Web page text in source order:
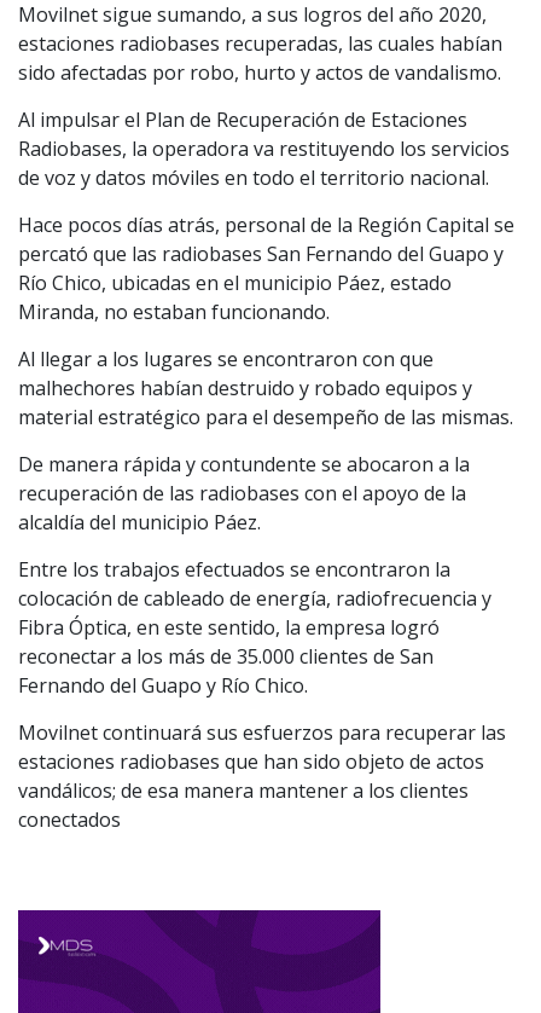
Movilnet sigue sumando, a sus logros del año 2020,
estaciones radiobases recuperadas, las cuales habían
sido afectadas por robo, hurto y actos de vandalismo.
Al impulsar el Plan de Recuperación de Estaciones
Radiobases, la operadora va restituyendo los servicios
de voz y datos móviles en todo el territorio nacional.
Hace pocos días atrás, personal de la Región Capital se
percató que las radiobases San Fernando del Guapo y
Río Chico, ubicadas en el municipio Páez, estado
Miranda, no estaban funcionando.
Al llegar a los lugares se encontraron con que
malhechores habían destruido y robado equipos y
material estratégico para el desempeño de las mismas.
De manera rápida y contundente se abocaron a la
recuperación de las radiobases con el apoyo de la
alcaldía del municipio Páez.
Entre los trabajos efectuados se encontraron la
colocación de cableado de energía, radiofrecuencia y
Fibra Óptica, en este sentido, la empresa logró
reconectar a los más de 35.000 clientes de San
Fernando del Guapo y Río Chico.
Movilnet continuará sus esfuerzos para recuperar las
estaciones radiobases que han sido objeto de actos
vandálicos; de esa manera mantener a los clientes
conectados